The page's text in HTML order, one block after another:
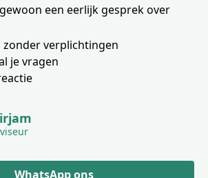
een eerlijk gesprek over
zonder verplichtingen
je vragen
WhatsApp ons